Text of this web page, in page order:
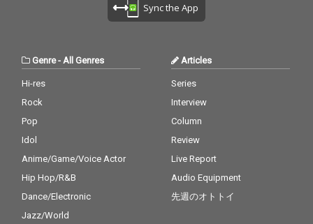
Sync the App
Genre- All Genres
Hi-res
Rock
Pop
Idol
Anime/Game/Voice Actor
Hip Hop/R&B
Dance/Electronic
Jazz/World
Articles
Series
Interview
Column
Review
Live Report
Audio Equipment
先週のオトトイ